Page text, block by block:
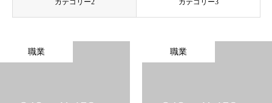
カテゴリー2 カテゴリー3
職業 職業